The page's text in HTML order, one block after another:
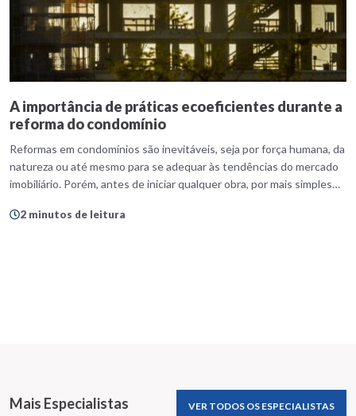
A importância de práticas ecoeficientes durante a
reforma do condomínio
Reformas em condomínios são inevitáveis, seja por força humana, da
natureza ou até mesmo para se adequar às tendências do mercado
imobiliário. Porém, antes de iniciar qualquer obra, por mais simples
não deixar a sustentabilidade de lado. Essas práticas são
2 minutos de leitura
Mais Especialistas VER TODOS OS ESPECIALISTAS